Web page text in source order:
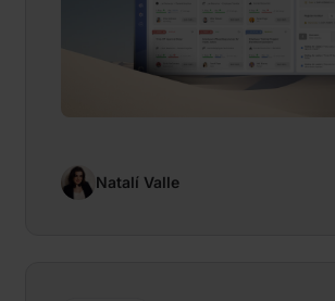
Natalí Valle